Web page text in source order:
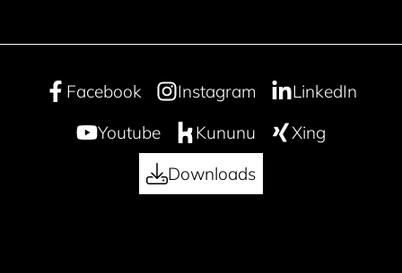
Facebook Instagram
LinkedIn
Youtube
Kununu
Xing
Downloads